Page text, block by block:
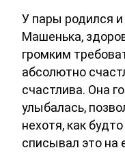
У пары родился
Машенька,
громким
абсолютно
счастлива. Она
улыбалась,
нехотя, как
списывал это на